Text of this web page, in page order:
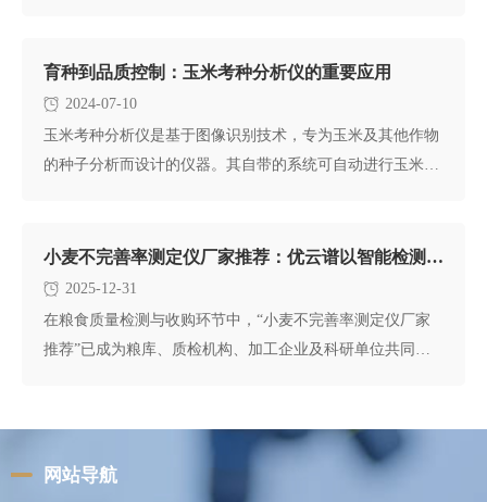
育种到品质控制：玉米考种分析仪的重要应用
2024-07-10
玉米考种分析仪是基于图像识别技术，专为玉米及其他作物
的种子分析而设计的仪器。其自带的系统可自动进行玉米实
小麦不完善率测定仪厂家推荐：优云谱以智能检测引领行业标准
2025-12-31
在粮食质量检测与收购环节中，“小麦不完善率测定仪厂家
推荐”已成为粮库、质检机构、加工企业及科研单位共同关
网站导航